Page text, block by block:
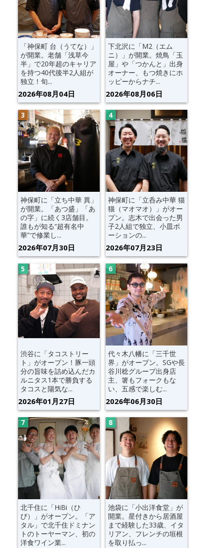
「神保町 台（うてな）」
が開業。老舗「浅草今
半」で20年超のキャリア
を持つ40代後半2人組が
独立！旬...
2026年08月04日
下北沢に「M2（エム
ニ）」が開業。焼鳥「玉
屋」や「つかんと」出身
オーナー、もつ焼きにホ
ッピーからナチ...
2026年08月06日
神保町に「立ち中華 異」
が開業。「あつ盛」「あ
の字」に続く3店舗目。
誰もが知る“超有名中
華”で修業し...
2026年07月30日
神保町に「立呑み中華 猫
猫（マオマオ）」がオー
プン。志木で出会った男
子2人組で独立、小皿ポ
ーションの...
2026年07月23日
渋谷に「タコストリー
ト」がオープン！豚一頭
分の旨味を詰め込んだカ
ルニタス1本で勝負する
タコスと陽気な...
2026年01月27日
代々木八幡に「三千世
界」がオープン。SGや長
谷川稔グループ出身店
主、箸もフォークもな
い、五感で楽しむ...
2026年06月30日
北千住に「HiBi（ひ
び）」がオープン。「ア
タル」で北千住ドミナン
トのトーヤーマン、初の
洋食ワイン業...
池袋に「小出洋食堂」が
開業。星付きから居酒屋
まで経験した33歳、イタ
リアン、フレンチの垣根
を取り払っ...